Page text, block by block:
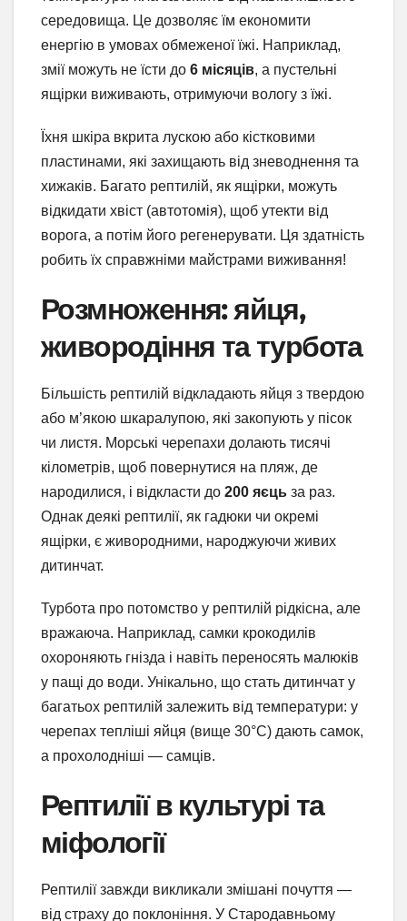
середовища. Це дозволяє їм економити
енергію в умовах обмеженої їжі. Наприклад,
змії можуть не їсти до 6 місяців, а пустельні
ящірки виживають, отримуючи вологу з їжі.
Їхня шкіра вкрита лускою або кістковими
пластинами, які захищають від зневоднення та
хижаків. Багато рептилій, як ящірки, можуть
відкидати хвіст (автотомія), щоб утекти від
ворога, а потім його регенерувати. Ця здатність
робить їх справжніми майстрами виживання!
Розмноження: яйця,
живородіння та турбота
Більшість рептилій відкладають яйця з твердою
або м’якою шкаралупою, які закопують у пісок
чи листя. Морські черепахи долають тисячі
кілометрів, щоб повернутися на пляж, де
народилися, і відкласти до 200 яєць за раз.
Однак деякі рептилії, як гадюки чи окремі
ящірки, є живородними, народжуючи живих
дитинчат.
Турбота про потомство у рептилій рідкісна, але
вражаюча. Наприклад, самки крокодилів
охороняють гнізда і навіть переносять малюків
у пащі до води. Унікально, що стать дитинчат у
багатьох рептилій залежить від температури: у
черепах тепліші яйця (вище 30°C) дають самок,
а прохолодніші — самців.
Рептилії в культурі та
міфології
Рептилії завжди викликали змішані почуття —
від страху до поклоніння. У Стародавньому